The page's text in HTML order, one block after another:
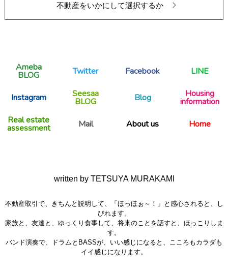
不動産をいかにして選択するか
Ameba
BLOG Twitter Facebook LINE
Instagram Seesaa
BLOG Blog Housing
information
Real estate
assessment Mail About us Home
written by TETSUYA MURAKAMI
不動産取引で、きちんと説明して、「ほっほぉ～！」と感心されると、し
びれます。
家族と、友達と、ゆっくり食事して、将来のことを話すと、ほっこりしま
す。
バンド演奏で、ドラムとBASSが、いい感じになると、こころもカラダも
イイ感じになります。